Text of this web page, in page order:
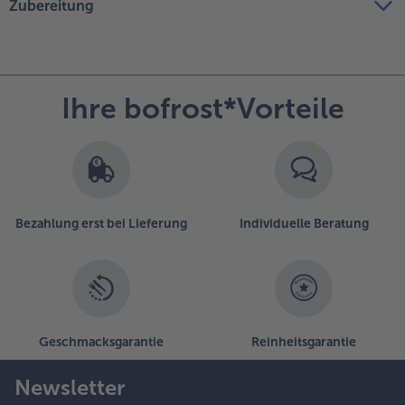
Zubereitung
Ihre bofrost*Vorteile
Bezahlung erst bei Lieferung Individuelle Beratung
Geschmacksgarantie Reinheitsgarantie
Newsletter